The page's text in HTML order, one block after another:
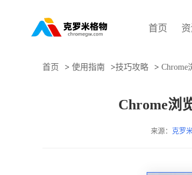
首页
首页 > 使用指南 >技巧攻略 >
Chrome浏
来源： 克罗